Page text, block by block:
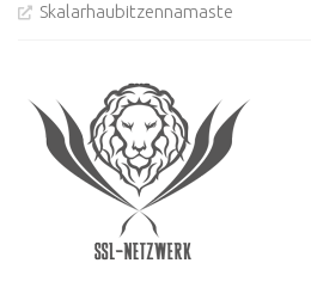
Skalarhaubitzennamaste